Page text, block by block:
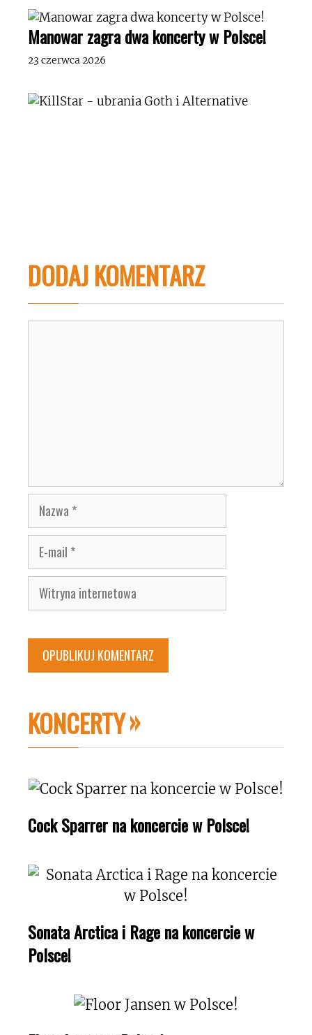
Manowar zagra dwa koncerty w Polsce!
23 czerwca 2026
DODAJ KOMENTARZ
Nazwa
E-
mail
Witryna
internetowa
KONCERTY
Cock Sparrer na koncercie w Polsce!
Sonata Arctica i Rage na koncercie w
Polsce!